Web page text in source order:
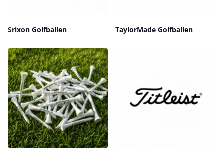
Srixon Golfballen TaylorMade Golfballen